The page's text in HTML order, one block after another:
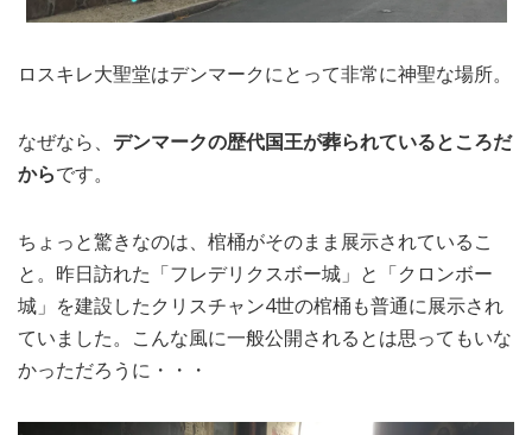
ロスキレ大聖堂はデンマークにとって非常に神聖な場所。
なぜなら、 デンマークの歴代国王が葬られているところだ
からです。
ちょっと驚きなのは、棺桶がそのまま展示されているこ
と。昨日訪れた「フレデリクスボー城」と「クロンボー
城」を建設したクリスチャン4世の棺桶も普通に展示され
ていました。こんな風に一般公開されるとは思ってもいな
かっただろうに・・・